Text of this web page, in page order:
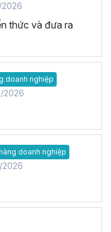
2026
thức và đưa ra
doanh nghiệp
2026
doanh nghiệp
2026